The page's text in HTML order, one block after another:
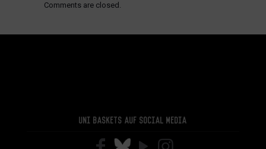
Comments are closed.
Uni Baskets auf Social Media